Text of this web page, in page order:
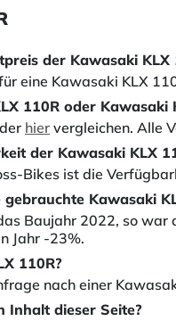
der Kawasaki KLX
eine Kawasaki KLX
110R oder Kawasaki
hier vergleichen. Alle
der Kawasaki KLX
Bikes ist die
Kawasaki
Baujahr 2022, so
Jahr -23%.
110R?
nach einer
Inhalt dieser Seite?